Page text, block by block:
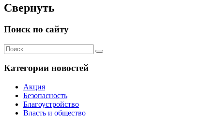
Свернуть
Поиск по сайту
Поиск
для:
Поиск
Категории новостей
Акция
Безопасность
Благоустройство
Власть и общество